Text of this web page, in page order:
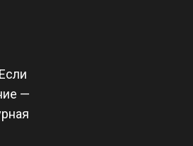
—